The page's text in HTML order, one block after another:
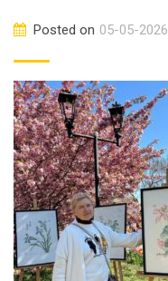
Posted on 05-05-2026